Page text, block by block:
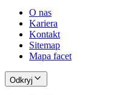
O nas
Kariera
Kontakt
Sitemap
Mapa facet
Odkryj